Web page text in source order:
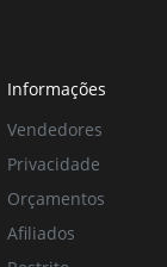
Informações
Vendedores
Privacidade
Orçamentos
Afiliados